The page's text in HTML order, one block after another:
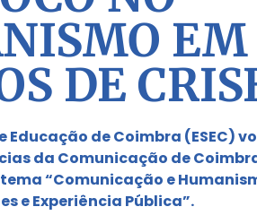
EM
DE
Educação de Coimbra (ESEC)
da Comunicação de
tema “Comunicação e
e Experiência Pública”.